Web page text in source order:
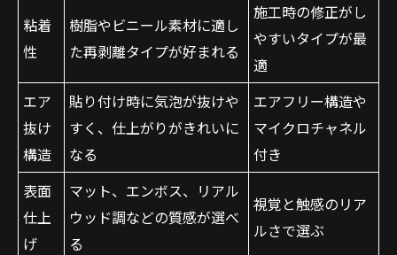
粘着
性
樹脂やビニール素材に適し
た再剥離タイプが好まれる
施工時の修正がし
やすいタイプが最
適
エア
抜け
構造
貼り付け時に気泡が抜けや
すく、仕上がりがきれいに
なる
エアフリー構造や
マイクロチャネル
付き
表面
仕上
げ
マット、エンボス、リアル
ウッド調などの質感が選べ
る
視覚と触感のリア
ルさで選ぶ